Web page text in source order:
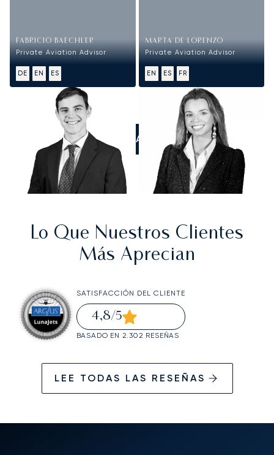
FABRICIO BAECHLER
Private Aviation Advisor
DE EN ES
MARTA DE LORENZO
Private Aviation Advisor
EN ES FR
LLÁMANOS
Lo Que Nuestros Clientes
Más Aprecian
SATISFACCIÓN DEL CLIENTE
4,8/5
BASADO EN 2.302 RESEÑAS
LEE TODAS LAS RESEÑAS